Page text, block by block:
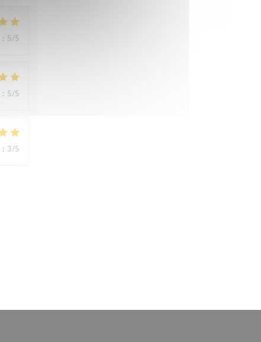
: 5/5
: 5/5
: 3/5